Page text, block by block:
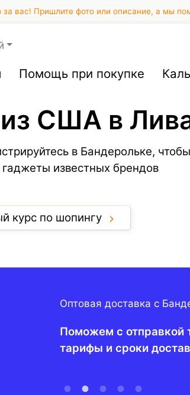
за вас! Пришлите фото или описание, а мы
Помощь при покупке
США в
в Бандерольке, чтобы
известных брендов
курс по шопингу
Оптовая доставка с
Поможем с отправкой
тарифы и сроки